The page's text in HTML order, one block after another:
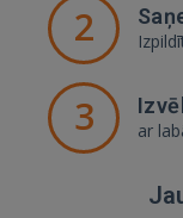
2
3 ar